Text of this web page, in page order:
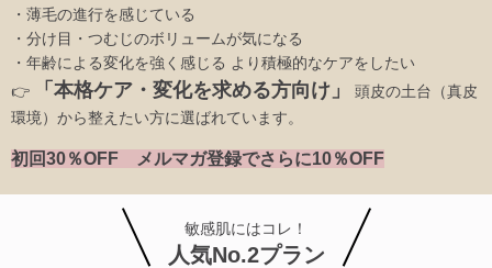
・薄毛の進行を感じている
・分け目・つむじのボリュームが気になる
・年齢による変化を強く感じる より積極的なケアをしたい
👉
「本格ケア・変化を求める方向け」
頭皮の土台（真皮
環境）から整えたい方に選ばれています。
初回30％OFF メルマガ登録でさらに10％OFF
敏感肌にはコレ！
人気No.2プラン